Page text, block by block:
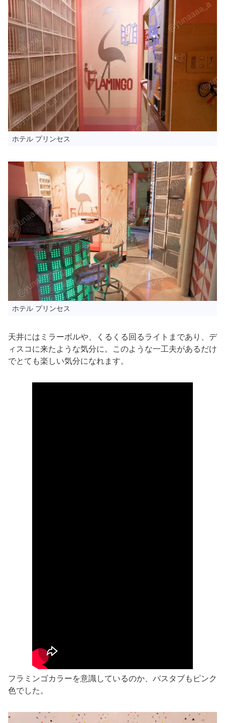
ホテル プリンセス
ホテル プリンセス
天井にはミラーボルや、くるくる回るライトまであり、デ
ィスコに来たような気分に。このような一工夫があるだけ
でとても楽しい気分になれます。
フラミンゴカラーを意識しているのか、バスタブもピンク
色でした。